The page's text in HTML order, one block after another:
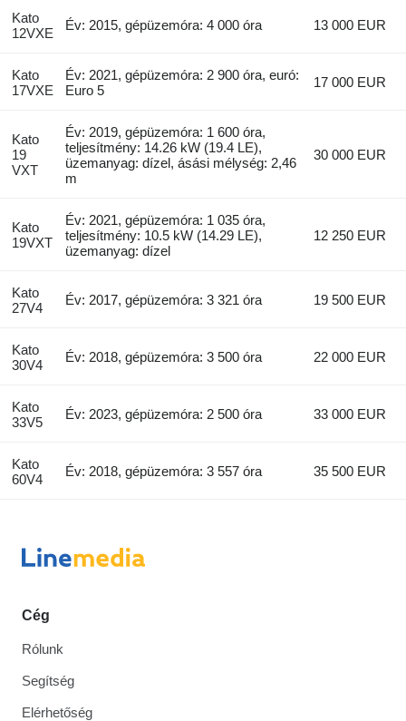
Kato
12VXE
Év: 2015, gépüzemóra: 4 000 óra 13 000 EUR
Kato
17VXE
Év: 2021, gépüzemóra: 2 900 óra, euró:
Euro 5
17 000 EUR
Kato
19
VXT
Év: 2019, gépüzemóra: 1 600 óra,
teljesítmény: 14.26 kW (19.4 LE),
üzemanyag: dízel, ásási mélység: 2,46
m
30 000 EUR
Kato
19VXT
Év: 2021, gépüzemóra: 1 035 óra,
teljesítmény: 10.5 kW (14.29 LE),
üzemanyag: dízel
12 250 EUR
Kato
27V4
Év: 2017, gépüzemóra: 3 321 óra 19 500 EUR
Kato
30V4
Év: 2018, gépüzemóra: 3 500 óra 22 000 EUR
Kato
33V5
Év: 2023, gépüzemóra: 2 500 óra 33 000 EUR
Kato
60V4
Év: 2018, gépüzemóra: 3 557 óra 35 500 EUR
Cég
Rólunk
Segítség
Elérhetőség